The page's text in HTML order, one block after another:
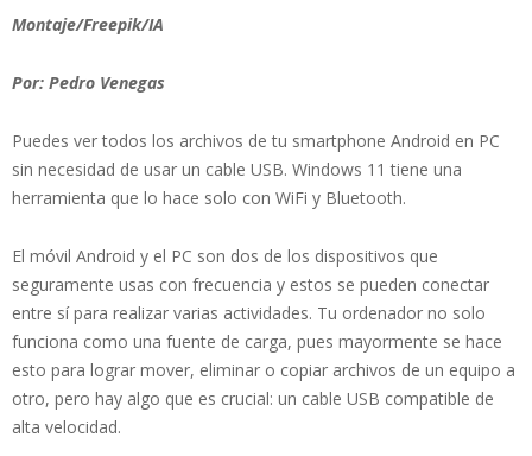
Montaje/Freepik/IA
Por: Pedro Venegas
Puedes ver todos los archivos de tu smartphone Android en PC
sin necesidad de usar un cable USB. Windows 11 tiene una
herramienta que lo hace solo con WiFi y Bluetooth.
El móvil Android y el PC son dos de los dispositivos que
seguramente usas con frecuencia y estos se pueden conectar
entre sí para realizar varias actividades. Tu ordenador no solo
funciona como una fuente de carga, pues mayormente se hace
esto para lograr mover, eliminar o copiar archivos de un equipo a
otro, pero hay algo que es crucial: un cable USB compatible de
alta velocidad.